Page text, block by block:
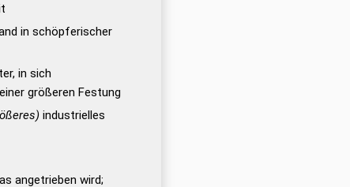
in schöpferischer
in sich
größeren Festung
industrielles
angetrieben wird;